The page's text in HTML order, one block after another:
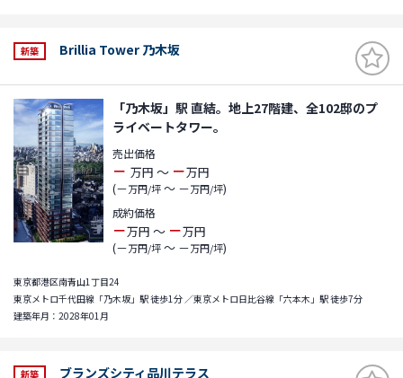
新築 Brillia Tower 乃木坂
「乃木坂」駅 直結。地上27階建、全102邸のプ
ライベートタワー。
売出価格
－ 万円 ～ －万円
(－万円/坪～ －万円/坪)
成約価格
－万円 ～ －万円
(－万円/坪～ －万円/坪)
東京都港区南青山1丁目24
東京メトロ千代田線「乃木坂」駅 徒歩1分 ／東京メトロ日比谷線「六本木」駅 徒歩7分
建築年月：2028年01月
新築 ブランズシティ品川テラス